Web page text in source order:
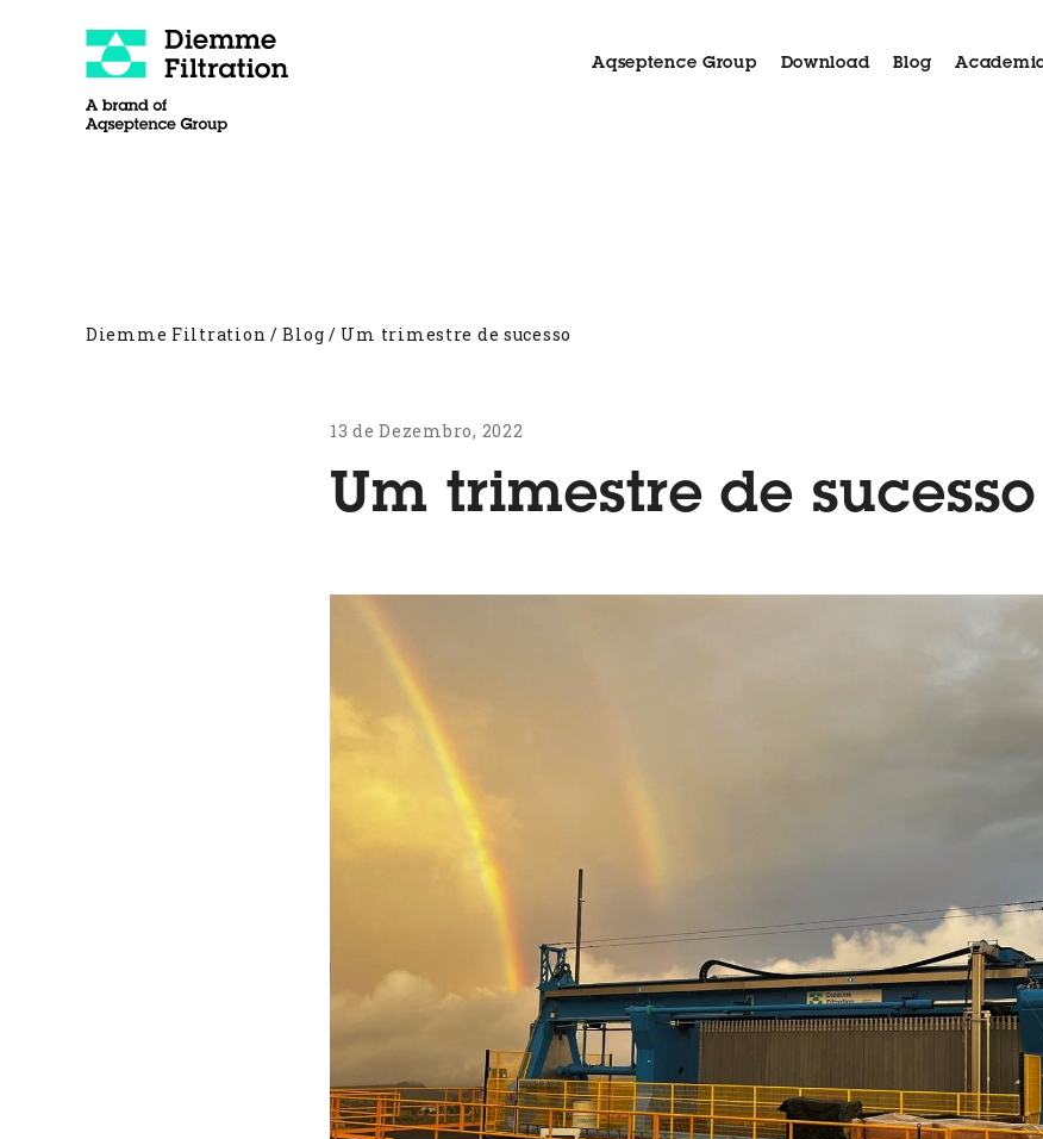
content
Aqseptence Group Download Blog
Diemme Filtration /Blog / Um trimestre de sucesso
13 de Dezembro, 2022
Um trimestre de sucesso